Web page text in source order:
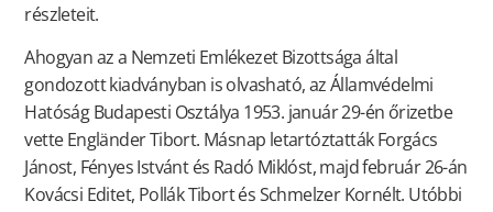
részleteit.
Ahogyan az a Nemzeti Emlékezet Bizottsága által
gondozott kiadványban is olvasható, az Államvédelmi
Hatóság Budapesti Osztálya 1953. január 29-én őrizetbe
vette Engländer Tibort. Másnap letartóztatták Forgács
Jánost, Fényes Istvánt és Radó Miklóst, majd február 26-án
Kovácsi Editet, Pollák Tibort és Schmelzer Kornélt. Utóbbi